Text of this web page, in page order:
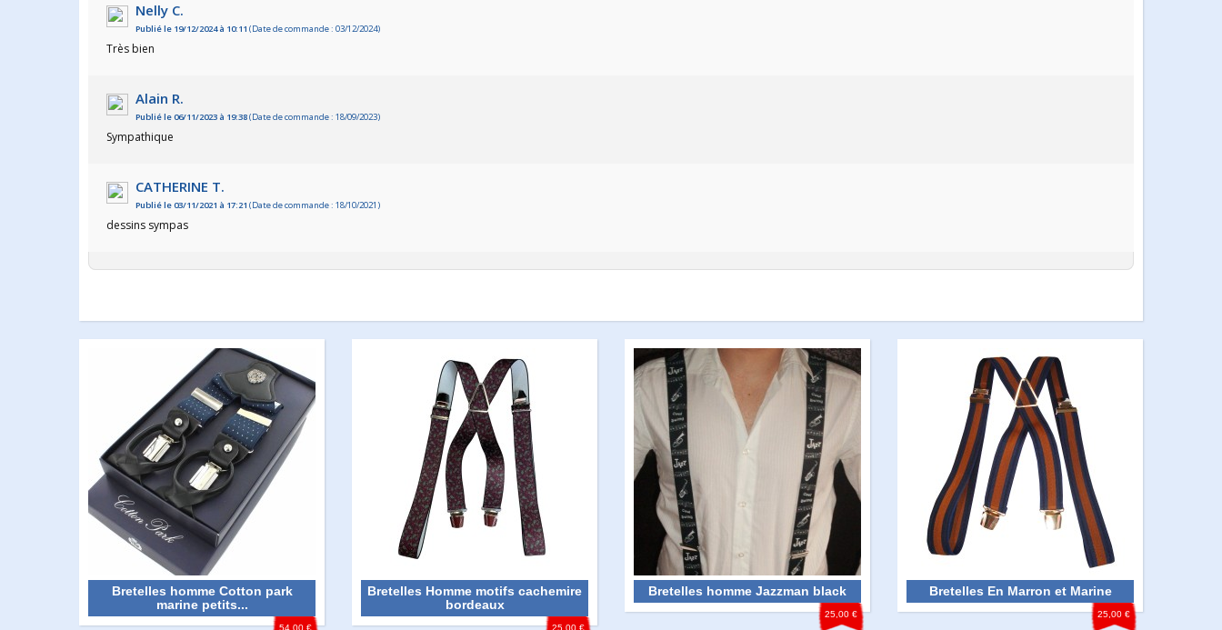
Nelly C.
Publié le 19/12/2024 à 10:11 (Date de commande : 03/12/2024)
Très bien
Alain R.
Publié le 06/11/2023 à 19:38(Date de commande : 18/09/2023)
Sympathique
CATHERINE T.
Publié le 03/11/2021 à 17:21 (Date de commande : 18/10/2021)
dessins sympas
Bretelles homme Cotton park
marine petits...
54,00 €
Bretelles Homme motifs cachemire
bordeaux
25,00 €
Bretelles homme Jazzman black
25,00 €
Bretelles En Marron et Marine
25,00 €